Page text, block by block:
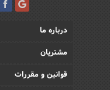
درباره ما
مشتریان
قوانین و مقررات